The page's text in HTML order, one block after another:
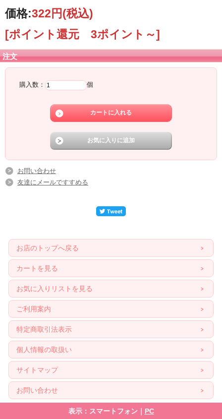
価格:322円(税込)
[ポイント還元 3ポイント～]
注文
購入数： 個
お問い合わせ
友達にメールですすめる
お店のトップへ戻る
カートを見る
お気に入りリストを見る
ご利用案内
特定商取引法表示
個人情報の取扱い
サイトマップ
お問い合わせ
表示：スマートフォン｜ PC